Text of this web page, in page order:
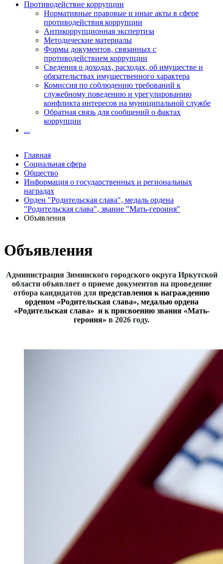
Объявления
Администрация Зиминского городского округа Иркутской
области объявляет о приеме документов на проведение
отбора кандидатов для представления к награждению
орденом «Родительская слава», медалью ордена
«Родительская слава» и к присвоению звания «Мать-
героиня» в 2026 году.
Противодействие коррупции
Нормативные правовые и иные акты в сфере
противодействия коррупции
Антикоррупционная экспертиза
Методические материалы
Формы документов, связанных с
противодействием коррупции
Сведения о доходах, расходах, об имуществе и
обязательствах имущественного характера
Комиссия по соблюдению требований к
служебному поведению и урегулированию
конфликта интересов на муниципальной службе
Обратная связь для сообщений о фактах
коррупции
...
Главная
Социальная сфера
Общество
Информация о государственных и региональных
наградах
Орден "Родительская слава", медаль ордена
"Родительская слава", звание "Мать-героиня"
Объявления